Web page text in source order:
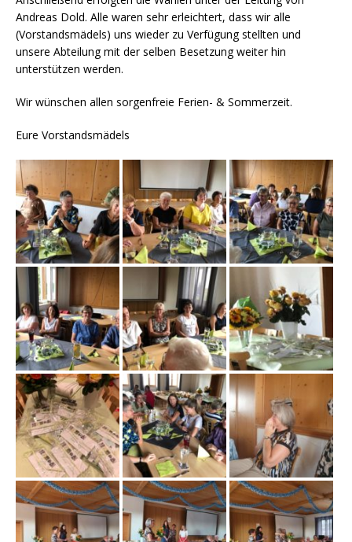
Andreas Dold. Alle waren sehr erleichtert, dass wir alle
(Vorstandsmädels) uns wieder zu Verfügung stellten und
unsere Abteilung mit der selben Besetzung weiter hin
unterstützen werden.
Wir wünschen allen sorgenfreie Ferien- & Sommerzeit.
Eure Vorstandsmädels